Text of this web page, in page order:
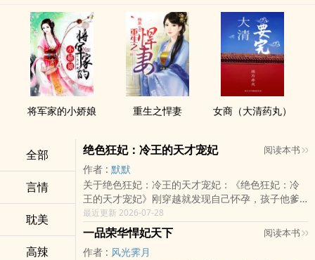
将军家的小娇娘 重生之悍妻 女商（大清药丸）
全部
言情
耽美
‌­‍高‌辣​
绝色狂妃：冷王的天才宠妃 阅读本书
作者 : 默默
关于绝色狂妃：冷王的天才宠妃：《绝色狂妃：冷
王的天才宠妃》刚穿越就发现自己怀孕，孩子他爹
还是已故的战神王爷。沐芸婳说：“流掉！自由没
有，性命可丢，拖油瓶不能留！”随身戴个麝香荷
包，转眼就跑到了白莲..
最近更新 2026-07-28
一品荣华悍妃天下 阅读本书
作者 : 风光霁月